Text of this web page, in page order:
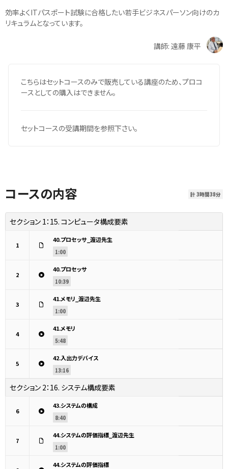
効率よくITパスポート試験に合格したい若手ビジネスパーソン向けのカ
リキュラムとなっています。
講師: 遠藤 康平
こちらはセットコースのみで販売している講座のため、プロコ
ースとしての購入はできません。
セットコースの受講期間を参照下さい。
コースの内容 計 3時間38分
セクション 1： 15. コンピュータ構成要素
1
40.プロセッサ_渡辺先生
1:00
2
40.プロセッサ
10:39
3
41.メモリ_渡辺先生
1:00
4
41.メモリ
5:48
5
42.入出力デバイス
13:16
セクション 2： 16. システム構成要素
6
43.システムの構成
8:40
7
44.システムの評価指標_渡辺先生
1:00
44.システムの評価指標